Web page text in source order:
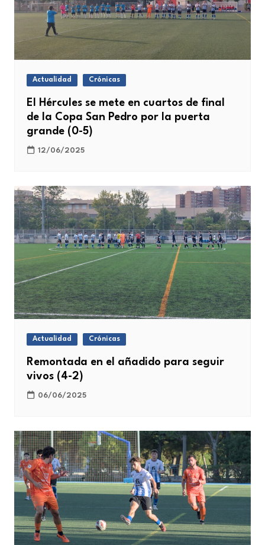
Actualidad Crónicas
El Hércules se mete en cuartos de final
de la Copa San Pedro por la puerta
grande (0-5)
12/06/2025
Actualidad Crónicas
Remontada en el añadido para seguir
vivos (4-2)
06/06/2025